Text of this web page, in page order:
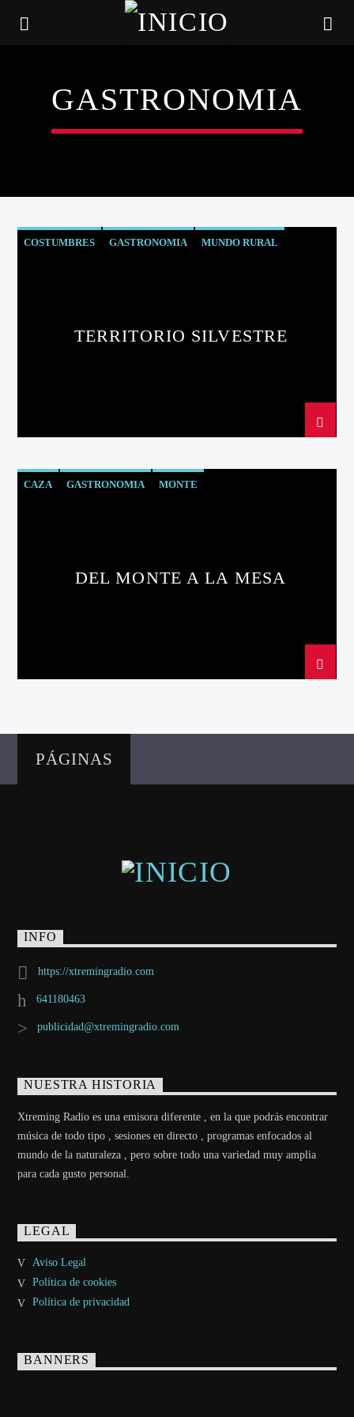
GASTRONOMIA
COSTUMBRES GASTRONOMIA MUNDO RURAL
TERRITORIO SILVESTRE
CAZA GASTRONOMIA MONTE
DEL MONTE A LA MESA
PÁGINAS
INFO
https://xtremingradio.com
641180463
publicidad@xtremingradio.com
NUESTRA HISTORIA
Xtreming Radio es una emisora diferente , en la que podrás encontrar
música de todo tipo , sesiones en directo , programas enfocados al
mundo de la naturaleza , pero sobre todo una variedad muy amplia
para cada gusto personal.
LEGAL
Aviso Legal
Política de cookies
Política de privacidad
BANNERS